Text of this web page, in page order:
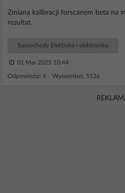
Zmiana kalibracji forscanem beta na
rezultat.
Samochody Elektryka i elektronika
01 Mar 2025 10:44
Odpowiedzi: 4 Wyświetleń: 5136